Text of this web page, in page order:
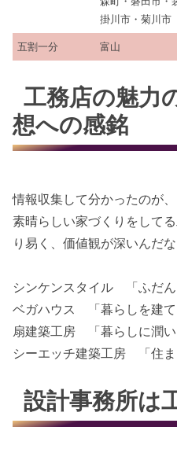
掛川市・菊川市
五割一分 富山
工務店の魅力
想への感銘
情報収集して分かったのが、
素晴らしい家づくりをして
り易く、価値観が深いんだ
シンケンスタイル 「ふだん
ベガハウス 「暮らしを建て
扇建築工房 「暮らしに潤い
シーエッチ建築工房 「住ま
設計事務所は